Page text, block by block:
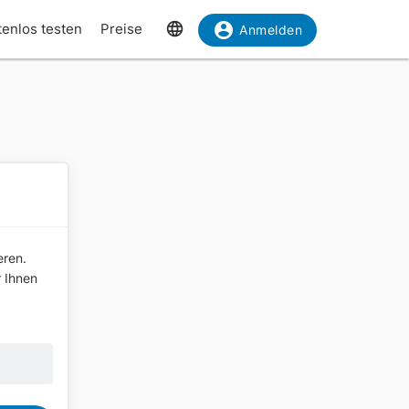
testen Preise Anmelden
Ihnen